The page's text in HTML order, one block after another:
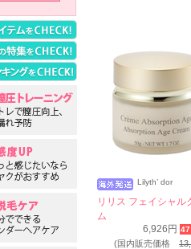
Lilyth’ dor
リリス フェイシャル
ム
6,926円 47
(国内販売価格